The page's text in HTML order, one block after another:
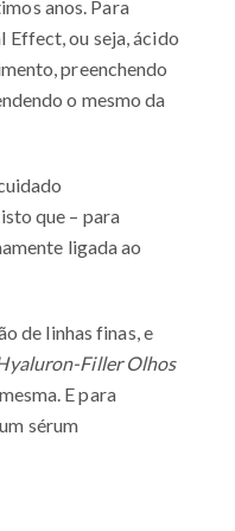
anos. Para
ou seja, ácido
preenchendo
o mesmo da
que – para
ligada ao
de linhas finas, e
Filler Olhos
E para
sérum